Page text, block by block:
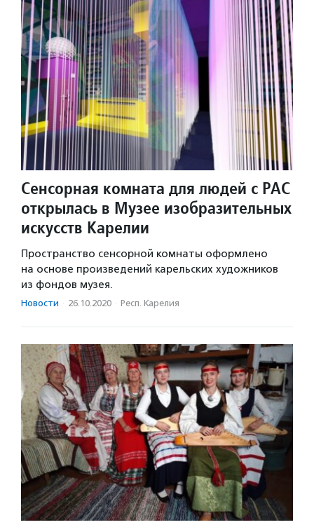
Сенсорная комната для людей с РАС
открылась в Музее изобразительных
искусств Карелии
Пространство сенсорной комнаты оформлено
на основе произведений карельских художников
из фондов музея.
Новости · 26.10.2020 · Респ. Карелия